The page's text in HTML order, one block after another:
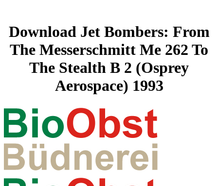
Download Jet Bombers: From
The Messerschmitt Me 262 To
The Stealth B 2 (Osprey
Aerospace) 1993